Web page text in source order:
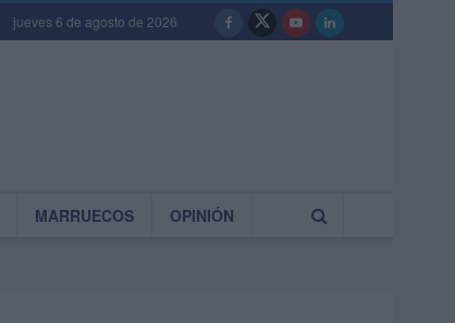
jueves 6 de agosto de 2026
MARRUECOS OPINIÓN